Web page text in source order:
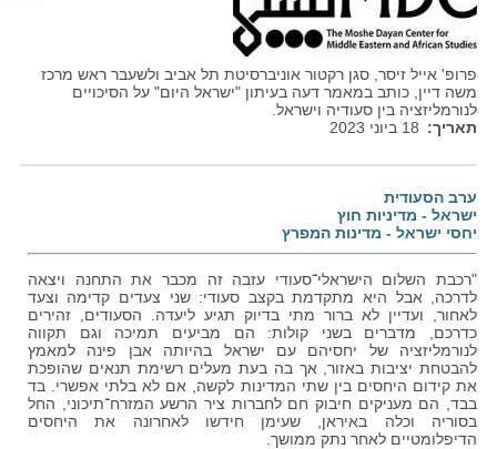
פרופ' אייל זיסר, סגן רקטור אוניברסיטת תל אביב ולשעבר ראש מרכז
משה דיין, כותב במאמר דעה בעיתון "ישראל היום" על הסיכויים
לנורמליזציה בין סעודיה וישראל.
תאריך
18 ביוני 2023
ערב הסעודית
ישראל - מדיניות חוץ
יחסי ישראל - מדינות המפרץ
"רכבת השלום הישראלי־סעודי עזבה זה מכבר את התחנה ויצאה
לדרכה, אבל היא מתקדמת בקצב סעודי: שני צעדים קדימה וצעד
לאחור, ועדיין לא ברור מתי בדיוק תגיע ליעדה. הסעודים, זהירים
כדרכם, מדברים בשני קולות: הם מביעים תמיכה וגם תקווה
לנורמליזציה של יחסיהם עם ישראל בהיותה אבן פינה למאמץ
להבטחת יציבות באזור, אך בה בעת מעלים רשימת תנאים שהופכת
את קידום היחסים בין שתי המדינות לקשה, אם לא בלתי אפשרי. בד
בבד, הם מעניקים חיבוק חם לחברות ציר הרשע המזרח־תיכוני, החל
בסוריה וכלה באיראן, שעימן חידשו לאחרונה את היחסים
הדיפלומטיים לאחר נתק ממושך.